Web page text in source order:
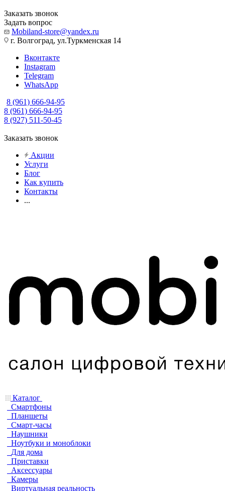
Заказать звонок
Задать вопрос
Mobiland-store@yandex.ru
г. Волгоград, ул.Туркменская 14
Вконтакте
Instagram
Telegram
WhatsApp
8 (961) 666-94-95
8 (961) 666-94-95
8 (927) 511-50-45
Заказать звонок
Акции
Услуги
Блог
Как купить
Контакты
...
Каталог
Смартфоны
Планшеты
Смарт-часы
Наушники
Ноутбуки и моноблоки
Для дома
Приставки
Аксессуары
Камеры
Виртуальная реальность